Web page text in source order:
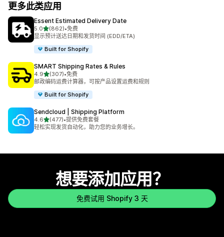
更多此类应用
Essent Estimated Delivery Date
5.0星（满分 5 星）
(862)
总共 862 条评论
•免费
显示预计送达日期和发货时间 (EDD/ETA)
Built for Shopify
SMART Shipping Rates & Rules
4.9星（满分 5 星）
(307)
总共 307 条评论
•免费
邮政编码运费计算器，可按产品设置运费和规则
Built for Shopify
Sendcloud | Shipping Platform
4.6星（满分 5 星）
(477)
总共 477 条评论
•提供免费套餐
轻松实现发货自动化，助力您的业务增长。
想要添加应用？
免费试用 Shopify 3 天